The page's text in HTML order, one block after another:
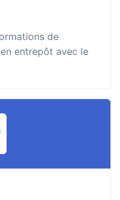
de
entrepôt avec le